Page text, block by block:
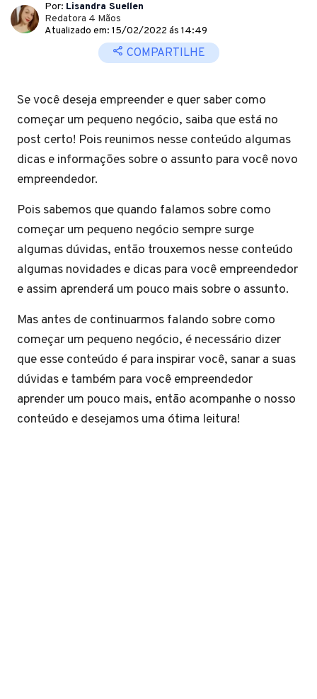
Por: Lisandra Suellen
Redatora 4 Mãos
Atualizado em: 15/02/2022 ás 14:49
COMPARTILHE
Se você deseja empreender e quer saber como
começar um pequeno negócio, saiba que está no
post certo! Pois reunimos nesse conteúdo algumas
dicas e informações sobre o assunto para você novo
empreendedor.
Pois sabemos que quando falamos sobre como
começar um pequeno negócio sempre surge
algumas dúvidas, então trouxemos nesse conteúdo
algumas novidades e dicas para você empreendedor
e assim aprenderá um pouco mais sobre o assunto.
Mas antes de continuarmos falando sobre como
começar um pequeno negócio, é necessário dizer
que esse conteúdo é para inspirar você, sanar a suas
dúvidas e também para você empreendedor
aprender um pouco mais, então acompanhe o nosso
conteúdo e desejamos uma ótima leitura!